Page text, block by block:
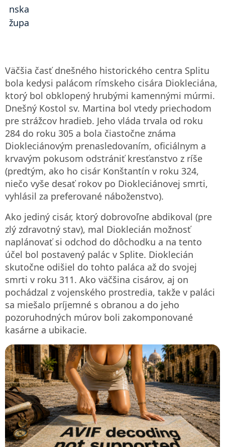
Väčšia časť dnešného historického centra Splitu
bola kedysi palácom rímskeho cisára Diokleciána,
ktorý bol obklopený hrubými kamennými múrmi.
Dnešný Kostol sv. Martina bol vtedy priechodom
pre strážcov hradieb. Jeho vláda trvala od roku
284 do roku 305 a bola čiastočne známa
Diokleciánovým prenasledovaním, oficiálnym a
krvavým pokusom odstrániť kresťanstvo z ríše
(predtým, ako ho cisár Konštantín v roku 324,
niečo vyše desať rokov po Diokleciánovej smrti,
vyhlásil za preferované náboženstvo).
Ako jediný cisár, ktorý dobrovoľne abdikoval (pre
zlý zdravotný stav), mal Dioklecián možnosť
naplánovať si odchod do dôchodku a na tento
účel bol postavený palác v Splite. Dioklecián
skutočne odišiel do tohto paláca až do svojej
smrti v roku 311. Ako väčšina cisárov, aj on
pochádzal z vojenského prostredia, takže v paláci
sa miešalo príjemné s obranou a do jeho
pozoruhodných múrov boli zakomponované
kasárne a ubikacie.